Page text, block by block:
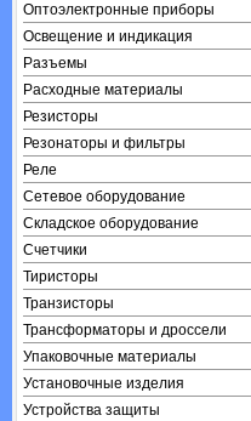
Оптоэлектронные приборы
Освещение и индикация
Разъемы
Расходные материалы
Резисторы
Резонаторы и фильтры
Реле
Сетевое оборудование
Складское оборудование
Счетчики
Тиристоры
Транзисторы
Трансформаторы и дроссели
Упаковочные материалы
Установочные изделия
Устройства защиты